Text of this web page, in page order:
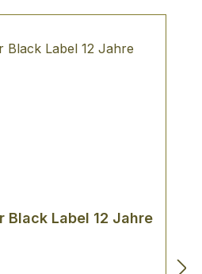
Black Label 12 Jahre